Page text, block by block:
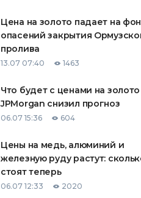
Цена на золото падает на
опасений закрытия
пролива
13.07 07:40 1463
Что будет с ценами на
JPMorgan снизил прогноз
06.07 15:36 604
Цены на медь, алюминий и
железную руду растут:
стоят теперь
06.07 12:33 2020